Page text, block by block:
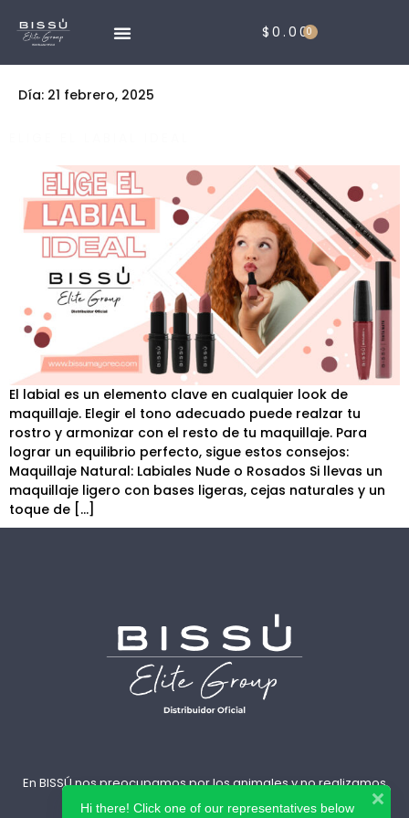
$0.000
Día: 21 febrero, 2025
El labial es un elemento clave en cualquier look de
maquillaje. Elegir el tono adecuado puede realzar tu
rostro y armonizar con el resto de tu maquillaje. Para
lograr un equilibrio perfecto, sigue estos consejos:
Maquillaje Natural: Labiales Nude o Rosados Si llevas un
maquillaje ligero con bases ligeras, cejas naturales y un
toque de […]
En BISSÚ nos preocupamos por los animales y no realizamos
pruebas en ellos.
Hi there! Click one of our representatives below